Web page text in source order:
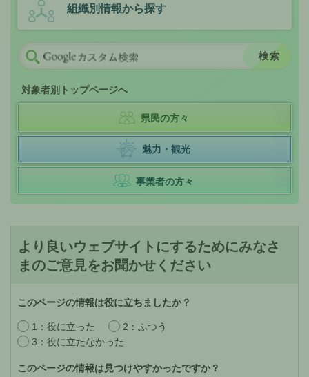
組織別情報から探す
対象者別トップページへ
県民の方々
魅力・観光
事業者の方々
より良いウェブサイトにするためにみなさ
まのご意見をお聞かせください
このページの情報は役に立ちましたか？
1：役に立った
2：ふつう
3：役に立たなかった
このページの情報は見つけやすかったですか？